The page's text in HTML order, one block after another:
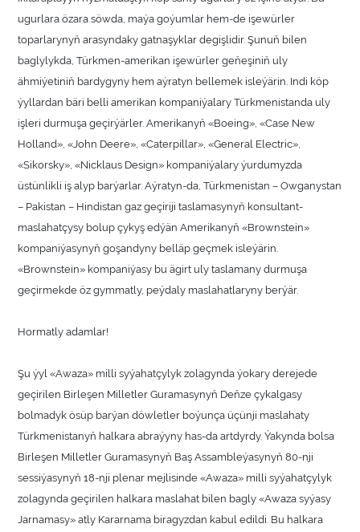
ugurlara özara söwda, maýa goýumlar hem-de işewürler
toparlarynyň arasyndaky gatnaşyklar degişlidir. Şunuň bilen
baglylykda, Türkmen-amerikan işewürler geňeşiniň uly
ähmiýetiniň bardygyny hem aýratyn bellemek isleýärin. Indi köp
ýyllardan bäri belli amerikan kompaniýalary Türkmenistanda uly
işleri durmuşa geçirýärler. Amerikanyň «Boeing», «Case New
Holland», «John Deere», «Caterpillar», «General Electriс»,
«Sikorsky», «Nicklaus Design» kompaniýalary ýurdumyzda
üstünlikli iş alyp barýarlar. Aýratyn-da, Türkmenistan – Owganystan
– Pakistan – Hindistan gaz geçiriji taslamasynyň konsultant-
maslahatçysy bolup çykyş edýän Amerikanyň «Brownstein»
kompaniýasynyň goşandyny belläp geçmek isleýärin.
«Brownstein» kompaniýasy bu ägirt uly taslamany durmuşa
geçirmekde öz gymmatly, peýdaly maslahatlaryny berýär.
Hormatly adamlar!
Şu ýyl «Awaza» milli syýahatçylyk zolagynda ýokary derejede
geçirilen Birleşen Milletler Guramasynyň Deňze çykalgasy
bolmadyk ösüp barýan döwletler boýunça üçünji maslahaty
Türkmenistanyň halkara abraýyny has-da artdyrdy. Ýakynda bolsa
Birleşen Milletler Guramasynyň Baş Assambleýasynyň 80-nji
sessiýasynyň 18-nji plenar mejlisinde «Awaza» milli syýahatçylyk
zolagynda geçirilen halkara maslahat bilen bagly «Awaza syýasy
Jarnamasy» atly Kararnama biragyzdan kabul edildi. Bu halkara